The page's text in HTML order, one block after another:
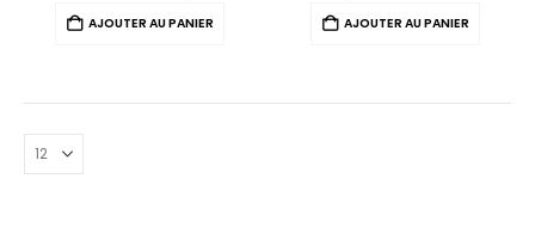
AJOUTER AU PANIER AJOUTER AU PANIER